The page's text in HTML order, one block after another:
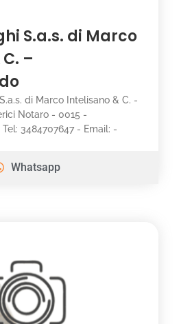
S.a.s. di Marco
–
di Marco Intelisano & C. -
Notaro - 0015 -
3484707647 - Email: -
Whatsapp